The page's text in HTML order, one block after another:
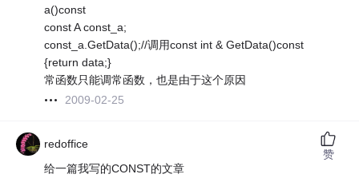
a()const
const A const_a;
const_a.GetData();//调用const int & GetData()const
{return data;}
常函数只能调常函数，也是由于这个原因
2009-02-25
redoffice
给一篇我写的CONST的文章
赞